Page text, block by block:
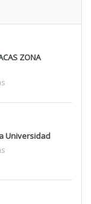
ZONA
Universidad